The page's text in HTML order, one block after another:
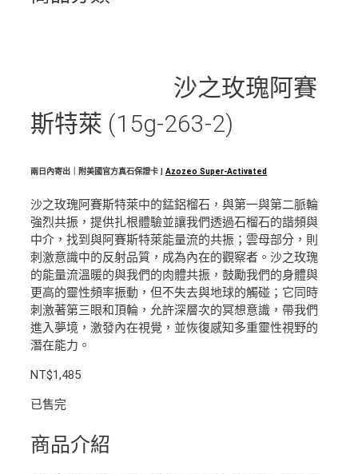
沙之玫瑰阿賽
斯特萊 (15g-263-2)
兩日內寄出｜附美國官方真石保證卡 | Azozeo Super-Activated
沙之玫瑰阿賽斯特萊中的錳鋁榴石，與第一與第二脈輪
強烈共振，提供扎根體驗並讓我們透過石榴石的諧頻與
中介，找到與阿賽斯特萊能量流的共振；雲母部分，則
刺激意識中的反射品質，成為內在的觀察者。沙之玫瑰
的能量流溫暖的與我們的肉體共振，鼓勵我們的身體與
更高的靈性頻率振動，但不失去與地球的觸碰；它同時
刺激著第三眼和頂輪，允許深層次的冥想意識，帶我們
進入夢境，激發內在視覺，並恢復感知多重靈性視野的
潛在能力。
NT$1,485
已售完
商品介紹